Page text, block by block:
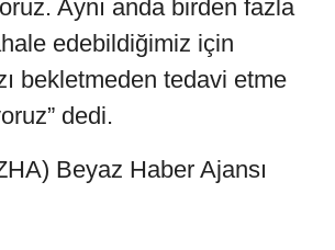
Aynı anda birden fazla
edebildiğimiz için
bekletmeden tedavi etme
dedi.
Beyaz Haber Ajansı